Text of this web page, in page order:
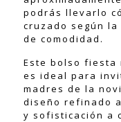
podrás llevarlo
cruzado según
de comodidad.
Este bolso fiesta
es ideal para
madres de la
diseño refinado
y sofisticación a